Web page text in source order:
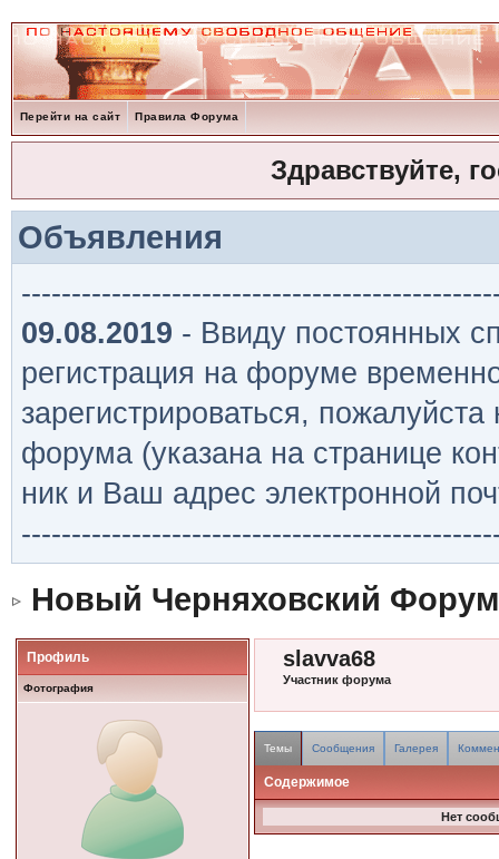
Перейти на сайт Правила Форума
Здравствуйте,
Объявления
09.08.2019 - Ввиду постоянных
регистрация на форуме
зарегистрироваться,
форума (указана на странице
ник и Ваш адрес электронной
Новый Черняховский Форум
Профиль
Фотография
slavva68
Участник форума
Темы Сообщения Галерея
Содержимое
Нет